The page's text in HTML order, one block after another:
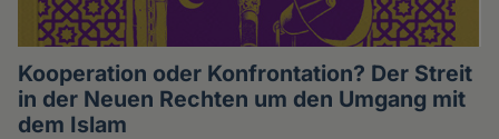
Kooperation oder Konfrontation? Der Streit
in der Neuen Rechten um den Umgang mit
dem Islam